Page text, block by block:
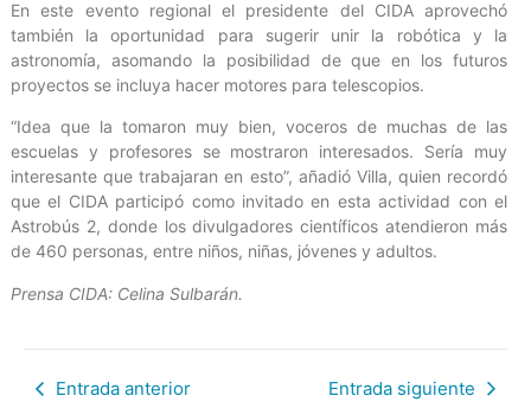
En este evento regional el presidente del CIDA aprovechó
también la oportunidad para sugerir unir la robótica y la
astronomía, asomando la posibilidad de que en los futuros
proyectos se incluya hacer motores para telescopios.
“Idea que la tomaron muy bien, voceros de muchas de las
escuelas y profesores se mostraron interesados. Sería muy
interesante que trabajaran en esto”, añadió Villa, quien recordó
que el CIDA participó como invitado en esta actividad con el
Astrobús 2, donde los divulgadores científicos atendieron más
de 460 personas, entre niños, niñas, jóvenes y adultos.
Prensa CIDA: Celina Sulbarán.
Entrada anterior Entrada siguiente